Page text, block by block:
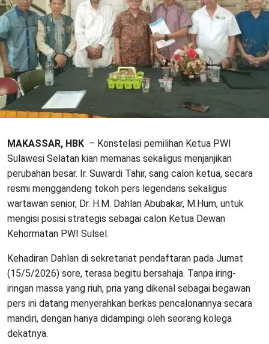
MAKASSAR, HBK – Konstelasi pemilihan Ketua PWI
Sulawesi Selatan kian memanas sekaligus menjanjikan
perubahan besar. Ir. Suwardi Tahir, sang calon ketua, secara
resmi menggandeng tokoh pers legendaris sekaligus
wartawan senior, Dr. H.M. Dahlan Abubakar, M.Hum, untuk
mengisi posisi strategis sebagai calon Ketua Dewan
Kehormatan PWI Sulsel.
Kehadiran Dahlan di sekretariat pendaftaran pada Jumat
(15/5/2026) sore, terasa begitu bersahaja. Tanpa iring-
iringan massa yang riuh, pria yang dikenal sebagai begawan
pers ini datang menyerahkan berkas pencalonannya secara
mandiri, dengan hanya didampingi oleh seorang kolega
dekatnya.